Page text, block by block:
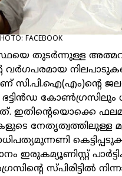
FACEBOOK
തുടര്‍ന്നുള്ള
വര്‍ഗപരമായ
സി.പി.ഐ(എം)ന്റെ
കോണ്‍ഗ്രസിലും
ഇതിന്റെയൊക്കെ
ഇരുകമ്യൂണിസ്റ്റ്
സ്പിരിട്ടില്‍